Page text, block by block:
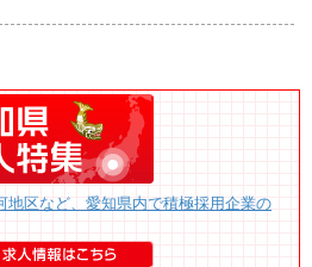
地区など、愛知県内で積極採用企業の